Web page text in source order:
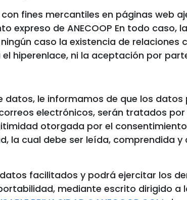
fines mercantiles en páginas web
de ANECOOP En todo caso,
caso la existencia de relaciones
hiperenlace, ni la aceptación por parte
le informamos de que los datos
electrónicos, serán tratados por
otorgada por el
la cual debe ser leída, comprendida
facilitados y podrá ejercitar los
mediante escrito dirigido a